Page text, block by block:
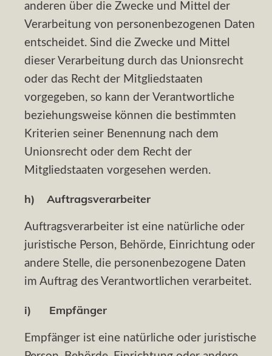
anderen über die Zwecke und Mittel der
Verarbeitung von personenbezogenen Daten
entscheidet. Sind die Zwecke und Mittel
dieser Verarbeitung durch das Unionsrecht
oder das Recht der Mitgliedstaaten
vorgegeben, so kann der Verantwortliche
beziehungsweise können die bestimmten
Kriterien seiner Benennung nach dem
Unionsrecht oder dem Recht der
Mitgliedstaaten vorgesehen werden.
h) Auftragsverarbeiter
Auftragsverarbeiter ist eine natürliche oder
juristische Person, Behörde, Einrichtung oder
andere Stelle, die personenbezogene Daten
im Auftrag des Verantwortlichen verarbeitet.
i) Empfänger
Empfänger ist eine natürliche oder juristische